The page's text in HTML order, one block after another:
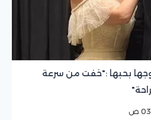
بحبها :"خفت من سرعة